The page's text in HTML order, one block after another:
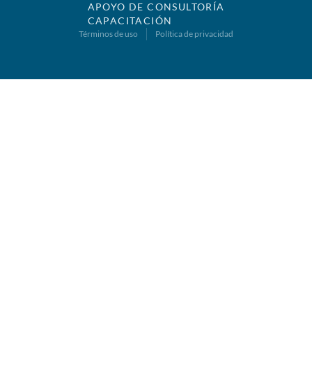
APOYO DE CONSULTORÍA
CAPACITACIÓN
Términos de uso Política de privacidad